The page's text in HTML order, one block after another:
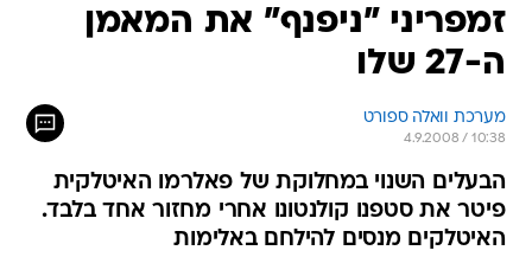
זמפריני "ניפנף" את המאמן
ה-27 שלו
מערכת וואלה ספורט
4.9.2008 / 10:38
הבעלים השנוי במחלוקת של פאלרמו האיטלקית
פיטר את סטפנו קולנטונו אחרי מחזור אחד בלבד.
האיטלקים מנסים להילחם באלימות